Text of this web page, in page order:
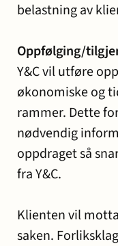
belastning av
Oppfølging/
Y&C vil utføre
økonomiske og
rammer. Dette
nødvendig
oppdraget så
fra Y&C.
Klienten vil
saken.